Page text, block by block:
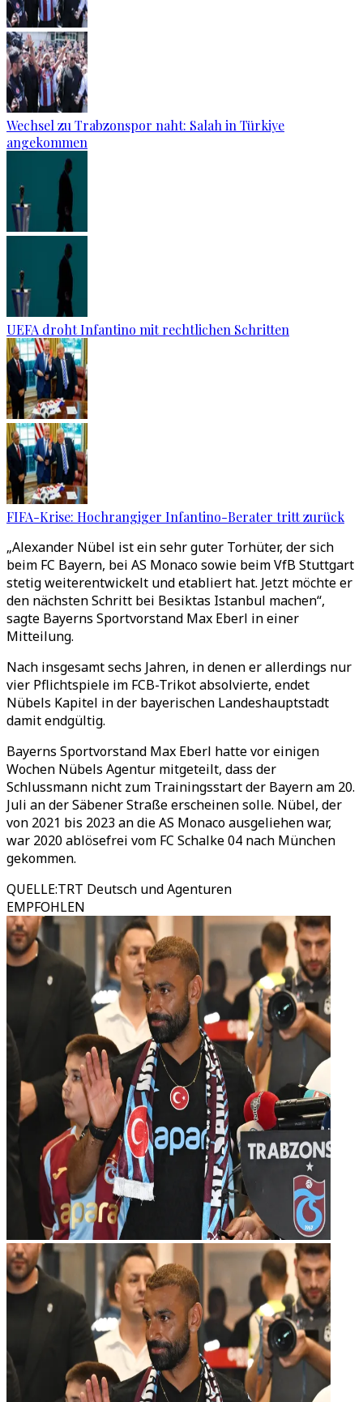
Wechsel zu Trabzonspor naht: Salah in Türkiye
angekommen
UEFA droht Infantino mit rechtlichen Schritten
FIFA-Krise: Hochrangiger Infantino-Berater tritt zurück
„Alexander Nübel ist ein sehr guter Torhüter, der sich
beim FC Bayern, bei AS Monaco sowie beim VfB Stuttgart
stetig weiterentwickelt und etabliert hat. Jetzt möchte er
den nächsten Schritt bei Besiktas Istanbul machen“,
sagte Bayerns Sportvorstand Max Eberl in einer
Mitteilung.
Nach insgesamt sechs Jahren, in denen er allerdings nur
vier Pflichtspiele im FCB-Trikot absolvierte, endet
Nübels Kapitel in der bayerischen Landeshauptstadt
damit endgültig.
Bayerns Sportvorstand Max Eberl hatte vor einigen
Wochen Nübels Agentur mitgeteilt, dass der
Schlussmann nicht zum Trainingsstart der Bayern am 20.
Juli an der Säbener Straße erscheinen solle. Nübel, der
von 2021 bis 2023 an die AS Monaco ausgeliehen war,
war 2020 ablösefrei vom FC Schalke 04 nach München
gekommen.
QUELLE:TRT Deutsch und Agenturen
EMPFOHLEN